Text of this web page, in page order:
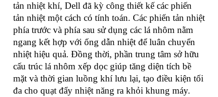
tản nhiệt khí, Dell đã kỳ công thiết kế các phiến
tản nhiệt một cách có tính toán. Các phiến tản nhiệt
phía trước và phía sau sử dụng các lá nhôm nằm
ngang kết hợp với ống dẫn nhiệt để luân chuyển
nhiệt hiệu quả. Đồng thời, phần trung tâm sở hữu
cấu trúc lá nhôm xếp dọc giúp tăng diện tích bề
mặt và thời gian luồng khí lưu lại, tạo điều kiện tối
đa cho quạt đẩy nhiệt năng ra khỏi khung máy.